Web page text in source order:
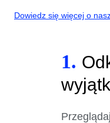
Dowiedz się więcej o
1.